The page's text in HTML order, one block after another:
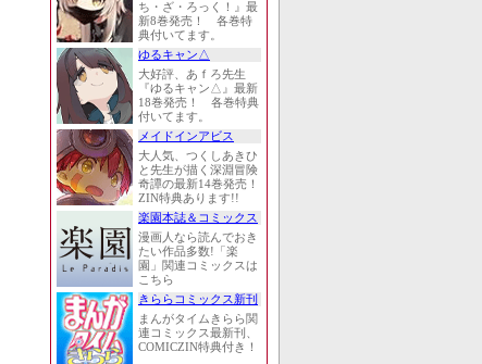
ち・ざ・ろっく！』最
新8巻発売！ 各巻特
典付いてます。
ゆるキャン△
大好評、あｆろ先生
『ゆるキャン△』最新
18巻発売！ 各巻特典
付いてます。
メイドインアビス
大人気、つくしあきひ
と先生が描く深淵冒険
奇譚の最新14巻発売！
ZIN特典あります!!
楽園本誌＆コミックス
漫画人なら読んでおき
たい作品多数!「楽
園」関連コミックスは
こちら
きららコミックス新刊
まんがタイムきらら関
連コミックス最新刊、
COMICZIN特典付き！